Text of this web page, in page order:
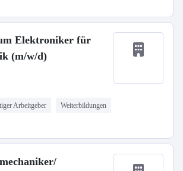
Elektroniker für
(m/w/d)
Arbeitgeber Weiterbildungen